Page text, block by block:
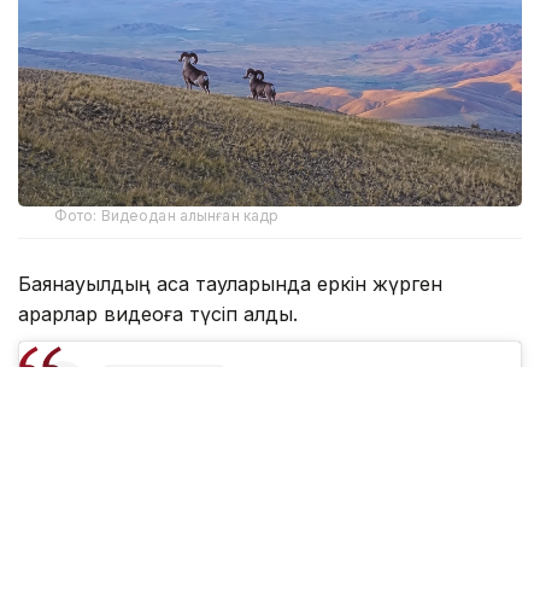
Фото: Видеодан алынған кадр
Баянауылдың асқақ тауларында еркін жүрген
арқарлар видеоға түсіп қалды.